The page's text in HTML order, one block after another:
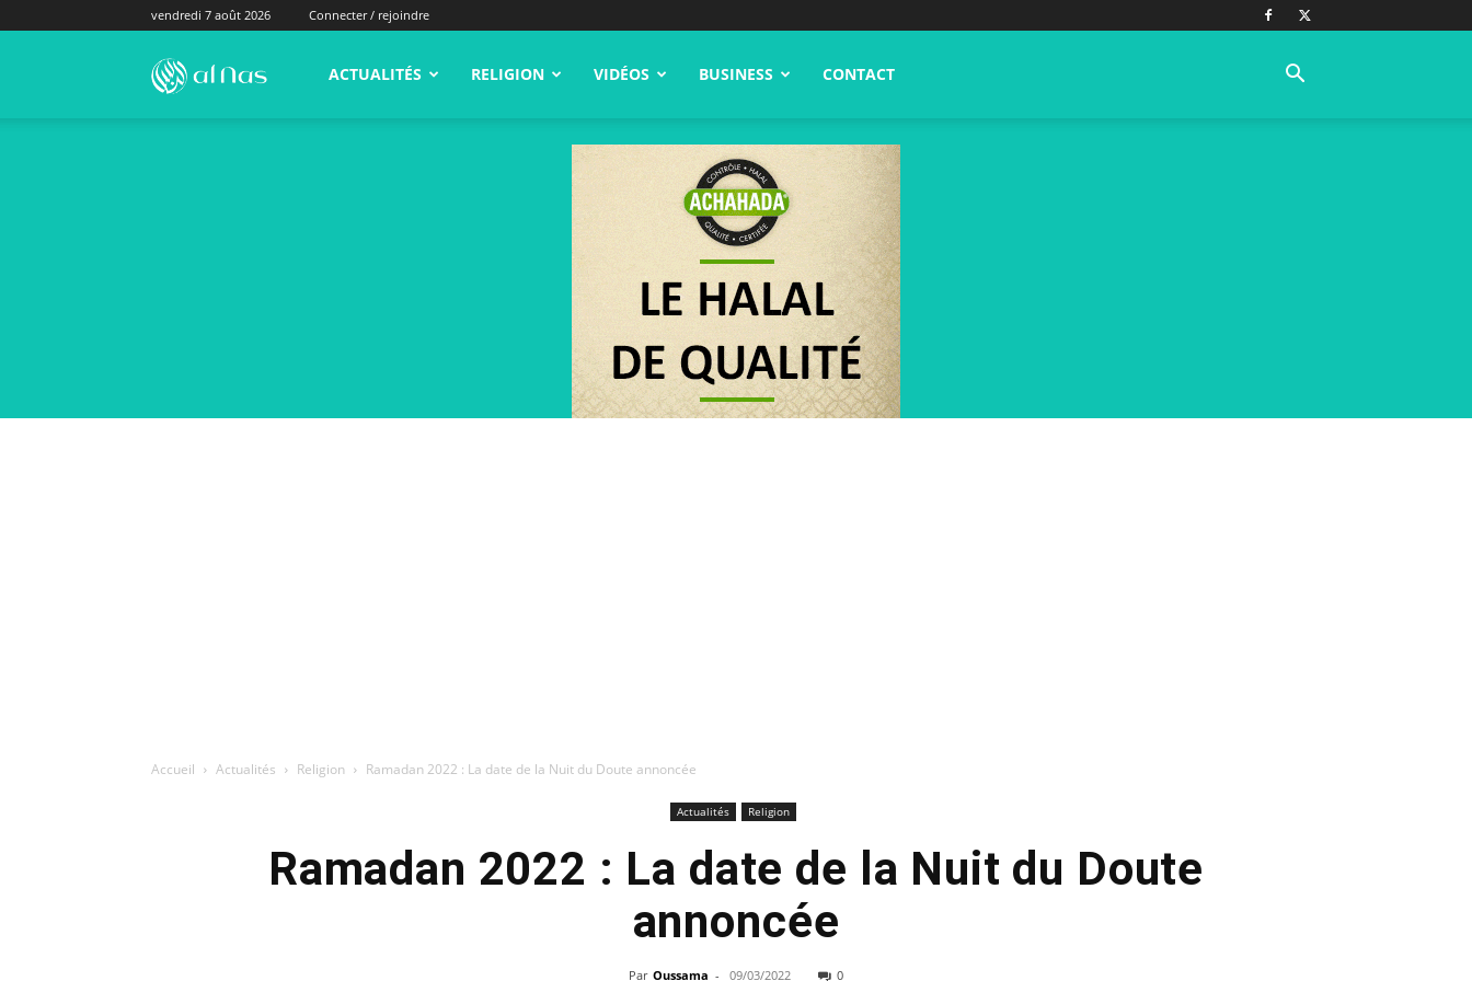
vendredi 7 août 2026 Connecter / rejoindre
alNas.fr ACTUALITÉS RELIGION VIDÉOS BUSINESS CONTACT
Accueil Actualités Religion Ramadan 2022 : La date de la Nuit du Doute annoncée
Actualités Religion
Ramadan 2022 : La date de la Nuit du Doute
annoncée
Par Oussama - 09/03/2022 0